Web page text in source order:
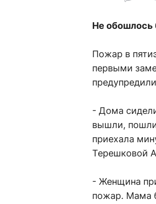
Не обошлось
Пожар в
первыми
- Дома
вышли,
приехала
Терешковой
- Женщина
пожар. Мама